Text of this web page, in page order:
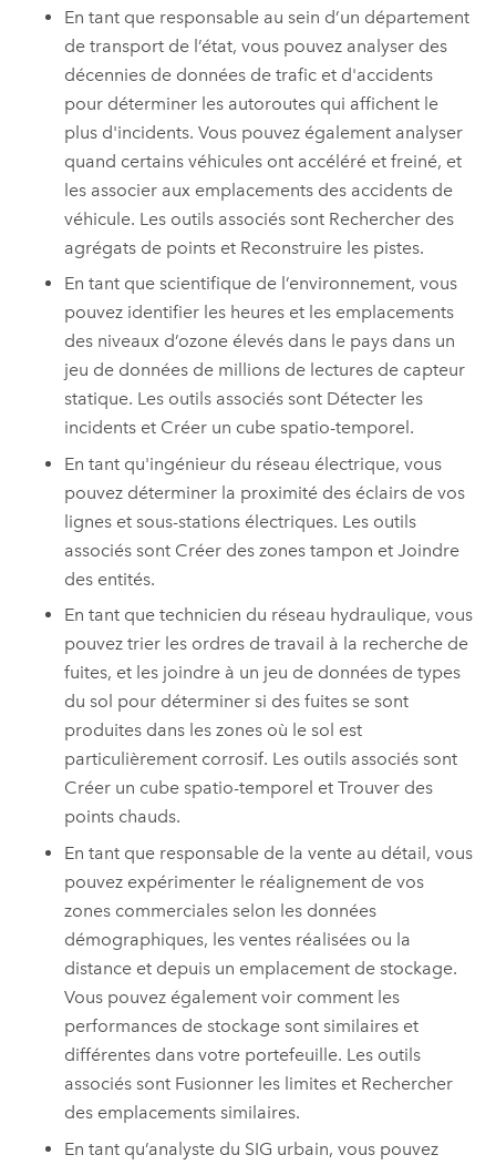
En tant que responsable au sein d’un département
de transport de l’état, vous pouvez analyser des
décennies de données de trafic et d'accidents
pour déterminer les autoroutes qui affichent le
plus d'incidents. Vous pouvez également analyser
quand certains véhicules ont accéléré et freiné, et
les associer aux emplacements des accidents de
véhicule. Les outils associés sont Rechercher des
agrégats de points et Reconstruire les pistes.
En tant que scientifique de l’environnement, vous
pouvez identifier les heures et les emplacements
des niveaux d’ozone élevés dans le pays dans un
jeu de données de millions de lectures de capteur
statique. Les outils associés sont Détecter les
incidents et Créer un cube spatio-temporel.
En tant qu'ingénieur du réseau électrique, vous
pouvez déterminer la proximité des éclairs de vos
lignes et sous-stations électriques. Les outils
associés sont Créer des zones tampon et Joindre
des entités.
En tant que technicien du réseau hydraulique, vous
pouvez trier les ordres de travail à la recherche de
fuites, et les joindre à un jeu de données de types
du sol pour déterminer si des fuites se sont
produites dans les zones où le sol est
particulièrement corrosif. Les outils associés sont
Créer un cube spatio-temporel et Trouver des
points chauds.
En tant que responsable de la vente au détail, vous
pouvez expérimenter le réalignement de vos
zones commerciales selon les données
démographiques, les ventes réalisées ou la
distance et depuis un emplacement de stockage.
Vous pouvez également voir comment les
performances de stockage sont similaires et
différentes dans votre portefeuille. Les outils
associés sont Fusionner les limites et Rechercher
des emplacements similaires.
En tant qu’analyste du SIG urbain, vous pouvez